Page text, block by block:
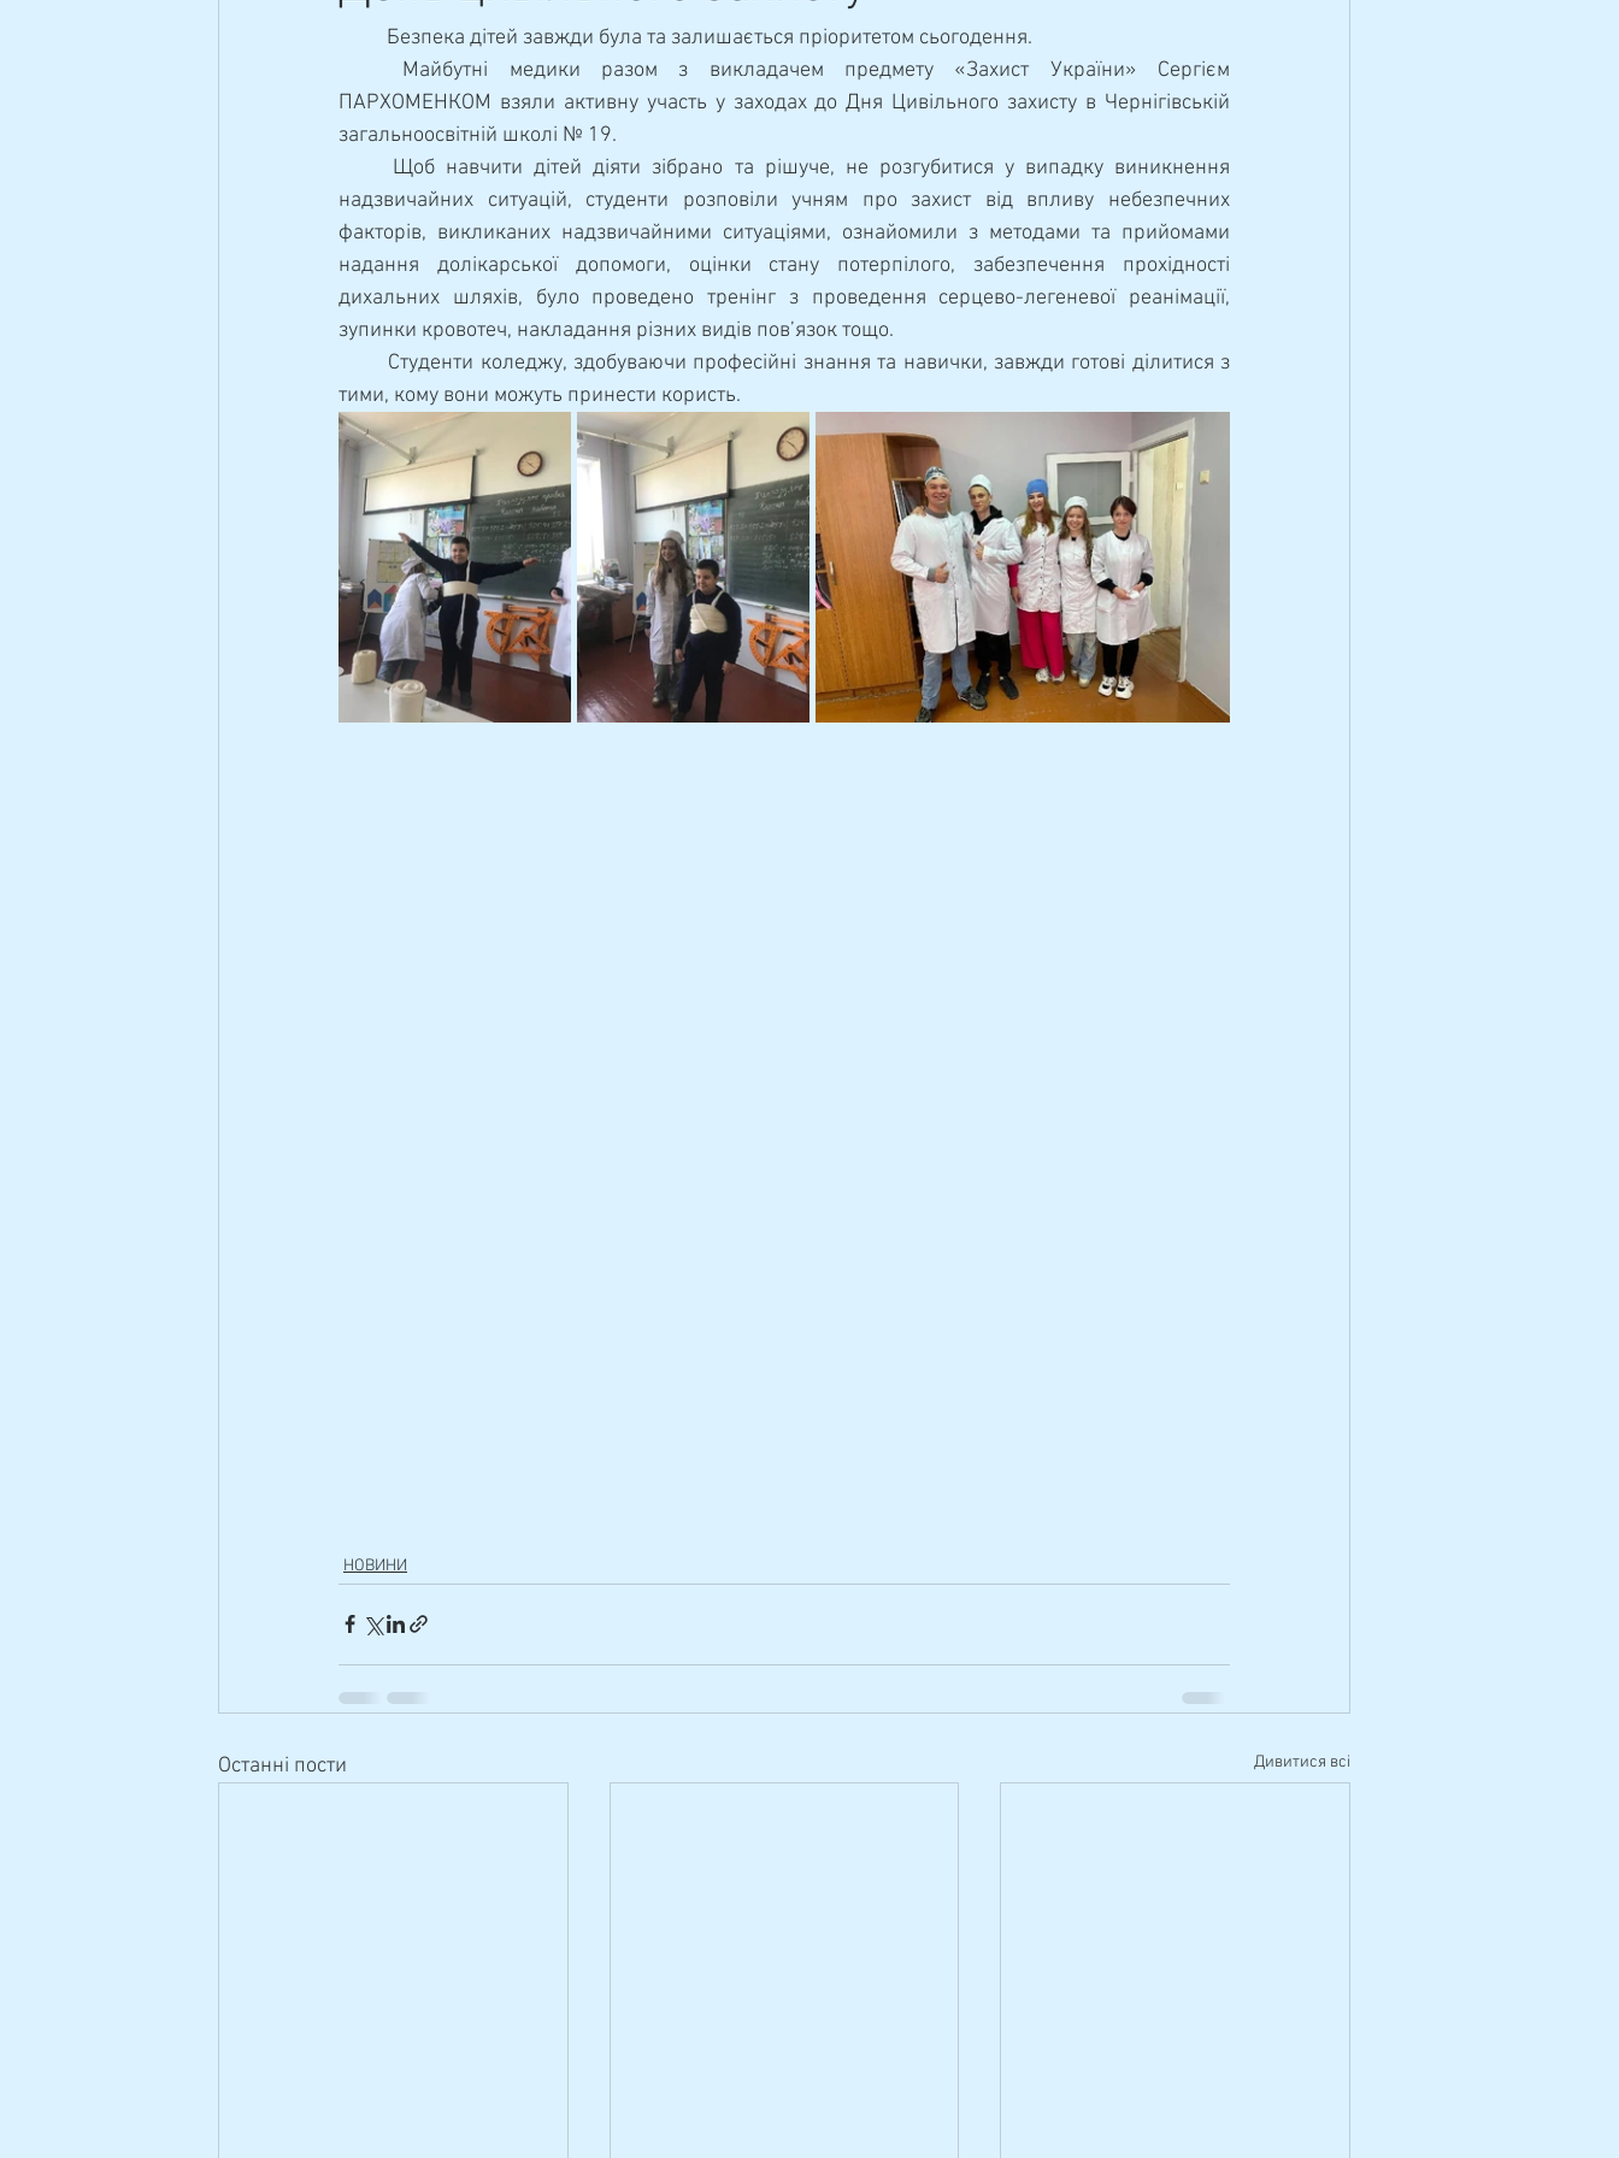
Навчально-методична
	Безпека дітей завжди була та залишається пріоритетом сьогодення.
ПАРХОМЕНКОМ взяли активну участь у заходах до Дня Цивільного захисту в Чернігівській
загальноосвітній школі № 19.
надзвичайних ситуацій, студенти розповіли учням про захист від впливу небезпечних
факторів, викликаних надзвичайними ситуаціями, ознайомили з методами та прийомами
надання долікарської допомоги, оцінки стану потерпілого, забезпечення прохідності
дихальних шляхів, було проведено тренінг з проведення серцево-легеневої реанімації,
зупинки кровотеч, накладання різних видів пов’язок тощо.
тими, кому вони можуть принести користь.
НОВИНИ
Останні пости Дивитися всі